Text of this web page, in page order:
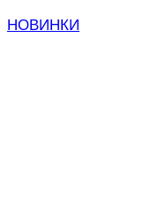
НОВИНКИ